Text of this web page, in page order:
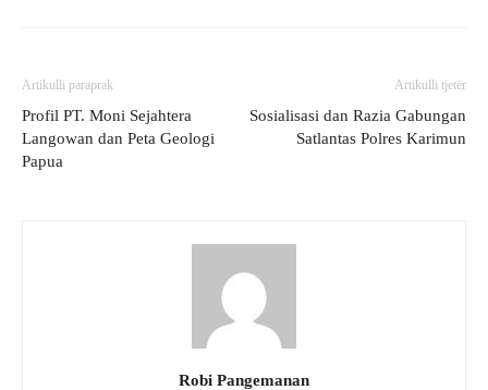
Artikulli paraprak
Profil PT. Moni Sejahtera
Langowan dan Peta Geologi
Papua
Artikulli tjetër
Sosialisasi dan Razia Gabungan
Satlantas Polres Karimun
Robi Pangemanan